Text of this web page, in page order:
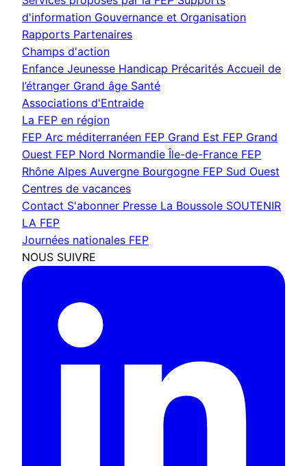
d'information Gouvernance et Organisation
Rapports Partenaires
Champs d'action
Enfance Jeunesse Handicap Précarités Accueil de
l’étranger Grand âge Santé
Associations d'Entraide
La FEP en région
FEP Arc méditerranéen FEP Grand Est FEP Grand
Ouest FEP Nord Normandie Île-de-France FEP
Rhône Alpes Auvergne Bourgogne FEP Sud Ouest
Centres de vacances
Contact S'abonner Presse La Boussole SOUTENIR
LA FEP
Journées nationales FEP
NOUS SUIVRE